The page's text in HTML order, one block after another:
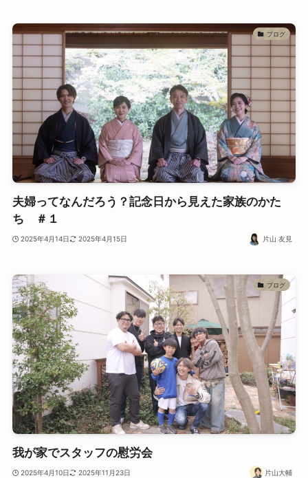
ブログ
夫婦ってなんだろう？記念日から見えた家族のかた
ち ＃１
2025年4月14日 2025年4月15日 片山 友見
ブログ
我が家でスタッフの慰労会
2025年4月10日 2025年11月23日 片山大輔